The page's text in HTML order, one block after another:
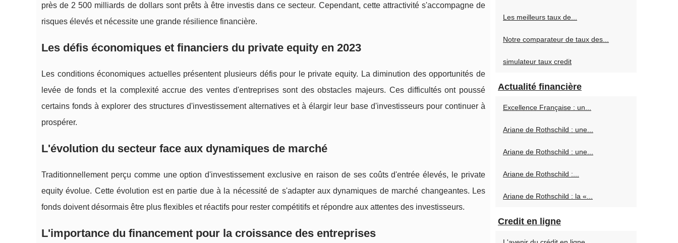
près de 2 500 milliards de dollars sont prêts à être investis dans ce secteur. Cependant, cette attractivité s'accompagne de
risques élevés et nécessite une grande résilience financière.
Les défis économiques et financiers du private equity en 2023
Les conditions économiques actuelles présentent plusieurs défis pour le private equity. La diminution des opportunités de
levée de fonds et la complexité accrue des ventes d'entreprises sont des obstacles majeurs. Ces difficultés ont poussé
certains fonds à explorer des structures d'investissement alternatives et à élargir leur base d'investisseurs pour continuer à
prospérer.
L'évolution du secteur face aux dynamiques de marché
Traditionnellement perçu comme une option d'investissement exclusive en raison de ses coûts d'entrée élevés, le private
equity évolue. Cette évolution est en partie due à la nécessité de s'adapter aux dynamiques de marché changeantes. Les
fonds doivent désormais être plus flexibles et réactifs pour rester compétitifs et répondre aux attentes des investisseurs.
L'importance du financement pour la croissance des entreprises
Les meilleurs taux de...
Notre comparateur de taux des...
simulateur taux credit
Actualité financière
Excellence Française : un...
Ariane de Rothschild : une...
Ariane de Rothschild : une...
Ariane de Rothschild :...
Ariane de Rothschild : la «...
Credit en ligne